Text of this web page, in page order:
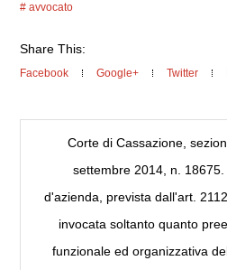
avvocato
Share This:
Facebook Google+ Twitter
Corte di Cassazione,
settembre 2014, n.
d'azienda, prevista dall'art.
invocata soltanto quanto
funzionale ed organizzativa